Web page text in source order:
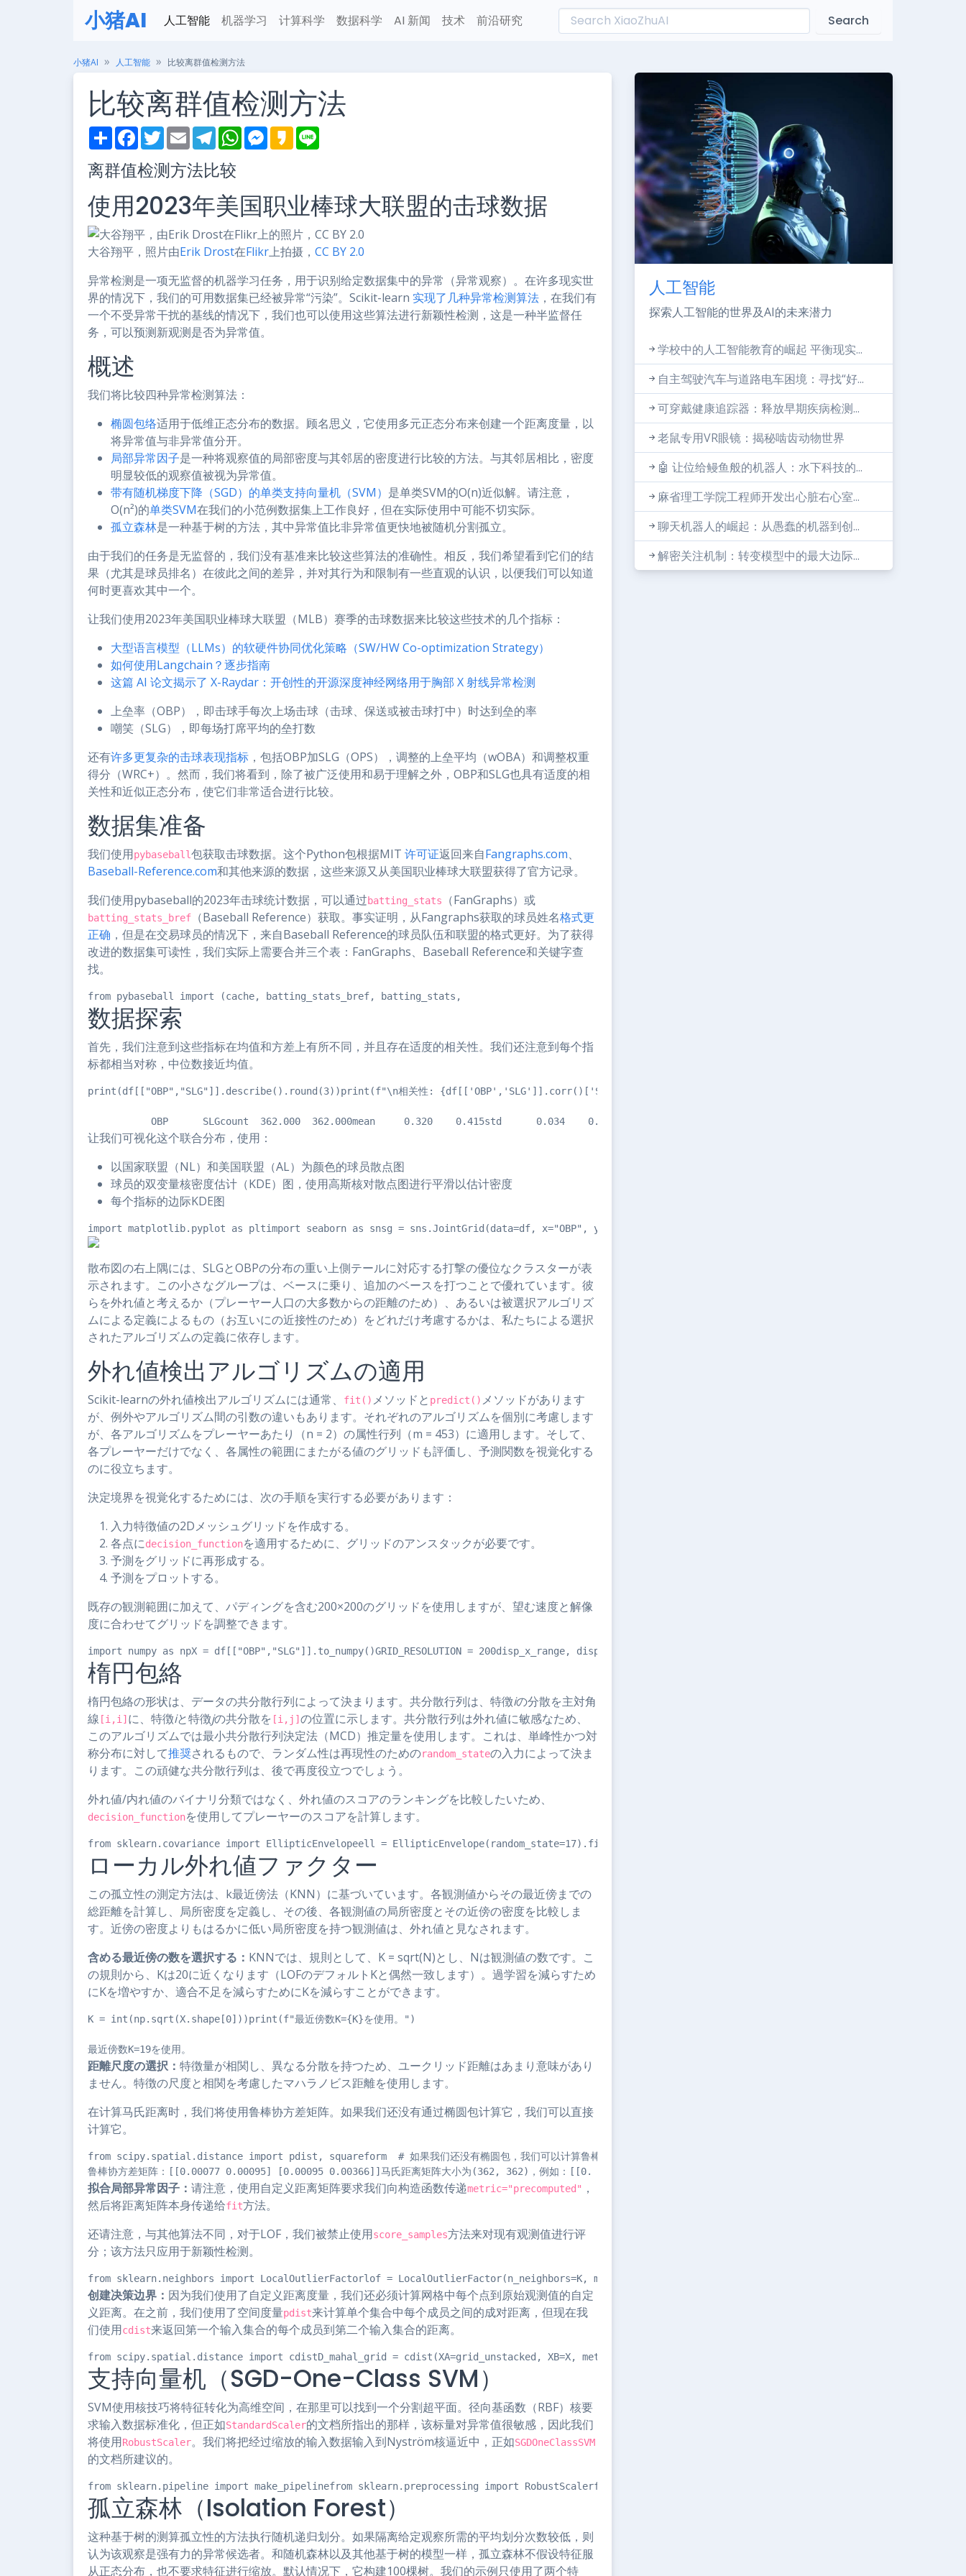
小猪AI 人工智能 机器学习 计算科学 数据科学 AI 新闻 技术 前沿研究 Search
小猪AI 人工智能 比较离群值检测方法
比较离群值检测方法
S
h
r
e
F
a
e
b
o
k
T
w
t
t
r
E
m
i
l
T
e
e
g
a
m
W
h
p
p
M
e
g
e
K
a
离群值检测方法比较
使用2023年美国职业棒球大联盟的击球数据
大谷翔平，照片由Erik Drost在Flikr上拍摄， CC BY 2.0
异常检测是一项无监督的机器学习任务，用于识别给定数据集中的异常（异常观察）。在许多现实世
界的情况下，我们的可用数据集已经被异常“污染”。Scikit-learn 实现了几种异常检测算法 ，在我们有
一个不受异常干扰的基线的情况下，我们也可以使用这些算法进行新颖性检测，这是一种半监督任
务，可以预测新观测是否为异常值。
概述
我们将比较四种异常检测算法：
椭圆包络适用于低维正态分布的数据。顾名思义，它使用多元正态分布来创建一个距离度量，以
将异常值与非异常值分开。
局部异常因子是一种将观察值的局部密度与其邻居的密度进行比较的方法。与其邻居相比，密度
明显较低的观察值被视为异常值。
带有随机梯度下降（SGD）的单类支持向量机（SVM） 是单类SVM的O(n)近似解。请注意，
O(n²)的单类SVM在我们的小范例数据集上工作良好，但在实际使用中可能不切实际。
孤立森林是一种基于树的方法，其中异常值比非异常值更快地被随机分割孤立。
由于我们的任务是无监督的，我们没有基准来比较这些算法的准确性。相反，我们希望看到它们的结
果（尤其是球员排名）在彼此之间的差异，并对其行为和限制有一些直观的认识，以便我们可以知道
何时更喜欢其中一个。
让我们使用2023年美国职业棒球大联盟（MLB）赛季的击球数据来比较这些技术的几个指标：
大型语言模型（LLMs）的软硬件协同优化策略（SW/HW Co-optimization Strategy）
如何使用Langchain？逐步指南
这篇 AI 论文揭示了 X-Raydar：开创性的开源深度神经网络用于胸部 X 射线异常检测
上垒率（OBP），即击球手每次上场击球（击球、保送或被击球打中）时达到垒的率
嘲笑（SLG），即每场打席平均的垒打数
还有许多更复杂的击球表现指标 ，包括OBP加SLG（OPS），调整的上垒平均（wOBA）和调整权重
得分（WRC+）。然而，我们将看到，除了被广泛使用和易于理解之外，OBP和SLG也具有适度的相
关性和近似正态分布，使它们非常适合进行比较。
数据集准备
我们使用pybaseball包获取击球数据。这个Python包根据MIT 许可证返回来自Fangraphs.com、
Baseball-Reference.com和其他来源的数据，这些来源又从美国职业棒球大联盟获得了官方记录。
我们使用pybaseball的2023年击球统计数据，可以通过batting_stats （FanGraphs）或
batting_stats_bref （Baseball Reference）获取。事实证明，从Fangraphs获取的球员姓名格式更
正确 ，但是在交易球员的情况下，来自Baseball Reference的球员队伍和联盟的格式更好。为了获得
改进的数据集可读性，我们实际上需要合并三个表：FanGraphs、Baseball Reference和关键字查
找。
from pybaseball import (cache, batting_stats_bref, batting_stats,                         playerid_reverse_lookup)import pandas as
数据探索
首先，我们注意到这些指标在均值和方差上有所不同，并且存在适度的相关性。我们还注意到每个指
标都相当对称，中位数接近均值。
print(df[["OBP","SLG"]].describe().round(3))print(f"\n相关性: {df[['OBP','SLG']].corr()['SLG']['OBP']:.3f}")
OBP      SLGcount  362.000  362.000mean     0.320    0.415std      0.034    0.068min      0.234    0.22725%      0.300    0.36750%
让我们可视化这个联合分布，使用：
以国家联盟（NL）和美国联盟（AL）为颜色的球员散点图
球员的双变量核密度估计（KDE）图，使用高斯核对散点图进行平滑以估计密度
每个指标的边际KDE图
import matplotlib.pyplot as pltimport seaborn as snsg = sns.JointGrid(data=df, x="OBP", y="SLG", height=5)g =
散布図の右上隅には、SLGとOBPの分布の重い上側テールに対応する打撃の優位なクラスターが表
示されます。この小さなグループは、ベースに乗り、追加のベースを打つことで優れています。彼
らを外れ値と考えるか（プレーヤー人口の大多数からの距離のため）、あるいは被選択アルゴリズ
ムによる定義によるもの（お互いにの近接性のため）をどれだけ考慮するかは、私たちによる選択
されたアルゴリズムの定義に依存します。
外れ値検出アルゴリズムの適用
Scikit-learnの外れ値検出アルゴリズムには通常、 fit() メソッドと predict() メソッドがあります
が、例外やアルゴリズム間の引数の違いもあります。それぞれのアルゴリズムを個別に考慮します
が、各アルゴリズムをプレーヤーあたり（n = 2）の属性行列（m = 453）に適用します。そして、
各プレーヤーだけでなく、各属性の範囲にまたがる値のグリッドも評価し、予測関数を視覚化する
のに役立ちます。
決定境界を視覚化するためには、次の手順を実行する必要があります：
入力特徴値の2Dメッシュグリッドを作成する。
各点にdecision_functionを適用するために、グリッドのアンスタックが必要です。
予測をグリッドに再形成する。
予測をプロットする。
既存の観測範囲に加えて、パディングを含む200×200のグリッドを使用しますが、望む速度と解像
度に合わせてグリッドを調整できます。
import numpy as npX = df[["OBP","SLG"]].to_numpy()GRID_RESOLUTION = 200disp_x_range, disp_y_range = ( (.6*X[:,i].min(),
楕円包絡
楕円包絡の形状は、データの共分散行列によって決まります。共分散行列は、特徴iの分散を主対角
線 [i,i] に、特徴iと特徴jの共分散を [i,j] の位置に示します。共分散行列は外れ値に敏感なため、
このアルゴリズムでは最小共分散行列決定法（MCD）推定量を使用します。これは、単峰性かつ対
称分布に対して推奨されるもので、ランダム性は再現性のためのrandom_stateの入力によって決ま
ります。この頑健な共分散行列は、後で再度役立つでしょう。
外れ値/内れ値のバイナリ分類ではなく、外れ値のスコアのランキングを比較したいため、
decision_functionを使用してプレーヤーのスコアを計算します。
from sklearn.covariance import EllipticEnvelopeell = EllipticEnvelope(random_state=17).fit(X)df["outlier_score_ell"] = ell.decision_function(X)Z_ell =
ローカル外れ値ファクター
この孤立性の測定方法は、k最近傍法（KNN）に基づいています。各観測値からその最近傍までの
総距離を計算し、局所密度を定義し、その後、各観測値の局所密度とその近傍の密度を比較しま
す。近傍の密度よりもはるかに低い局所密度を持つ観測値は、外れ値と見なされます。
含める最近傍の数を選択する： KNNでは、規則として、K = sqrt(N)とし、Nは観測値の数です。こ
の規則から、Kは20に近くなります（LOFのデフォルトKと偶然一致します）。過学習を減らすため
にKを増やすか、適合不足を減らすためにKを減らすことができます。
K = int(np.sqrt(X.shape[0]))print(f"最近傍数K={K}を使用。")
最近傍数K=19を使用。
距離尺度の選択： 特徴量が相関し、異なる分散を持つため、ユークリッド距離はあまり意味があり
ません。特徴の尺度と相関を考慮したマハラノビス距離を使用します。
在计算马氏距离时，我们将使用鲁棒协方差矩阵。如果我们还没有通过椭圆包计算它，我们可以直接
计算它。
from scipy.spatial.distance import pdist, squareform  # 如果我们还没有椭圆包，我们可以计算鲁棒协方差：#   from sklearn.covariance import MinCovDet#
拟合局部异常因子： 请注意，使用自定义距离矩阵要求我们向构造函数传递metric="precomputed" ，
然后将距离矩阵本身传递给fit方法。
还请注意，与其他算法不同，对于LOF，我们被禁止使用score_samples方法来对现有观测值进行评
分；该方法只应用于新颖性检测。
from sklearn.neighbors import LocalOutlierFactorlof = LocalOutlierFactor(n_neighbors=K, metric="precomputed",
创建决策边界： 因为我们使用了自定义距离度量，我们还必须计算网格中每个点到原始观测值的自定
义距离。在之前，我们使用了空间度量pdist来计算单个集合中每个成员之间的成对距离，但现在我
们使用cdist来返回第一个输入集合的每个成员到第二个输入集合的距离。
from scipy.spatial.distance import cdistD_mahal_grid = cdist(XA=grid_unstacked, XB=X, metric='mahalanobis', VI=inv_robust_cov)Z_lof =
支持向量机（SGD-One-Class SVM）
SVM使用核技巧将特征转化为高维空间，在那里可以找到一个分割超平面。径向基函数（RBF）核要
求输入数据标准化，但正如StandardScaler的文档所指出的那样，该标量对异常值很敏感，因此我们
将使用RobustScaler。我们将把经过缩放的输入数据输入到Nyström核逼近中，正如SGDOneClassSVM
的文档所建议的。
from sklearn.pipeline import make_pipelinefrom sklearn.preprocessing import RobustScalerfrom sklearn.kernel_approximation import Nystroemfrom
孤立森林（Isolation Forest）
这种基于树的测算孤立性的方法执行随机递归划分。如果隔离给定观察所需的平均划分次数较低，则
认为该观察是强有力的异常候选者。和随机森林以及其他基于树的模型一样，孤立森林不假设特征服
从正态分布，也不要求特征进行缩放。默认情况下，它构建100棵树。我们的示例只使用了两个特
人工智能
探索人工智能的世界及AI的未来潜力
学校中的人工智能教育的崛起 平衡现实...
自主驾驶汽车与道路电车困境：寻找“好...
可穿戴健康追踪器：释放早期疾病检测...
老鼠专用VR眼镜：揭秘啮齿动物世界
🤖 让位给鳗鱼般的机器人：水下科技的...
麻省理工学院工程师开发出心脏右心室...
聊天机器人的崛起：从愚蠢的机器到创...
解密关注机制：转变模型中的最大边际...